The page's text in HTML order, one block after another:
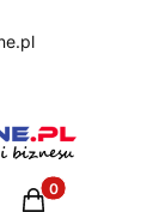
Produkty w